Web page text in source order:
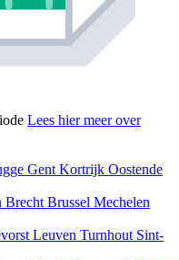
Lees hier meer over
Gent Kortrijk Oostende
Brecht Brussel Mechelen
Leuven Turnhout Sint-